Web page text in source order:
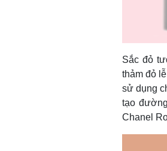
Sắc đỏ
thảm đỏ
sử dụng
tạo
Chanel